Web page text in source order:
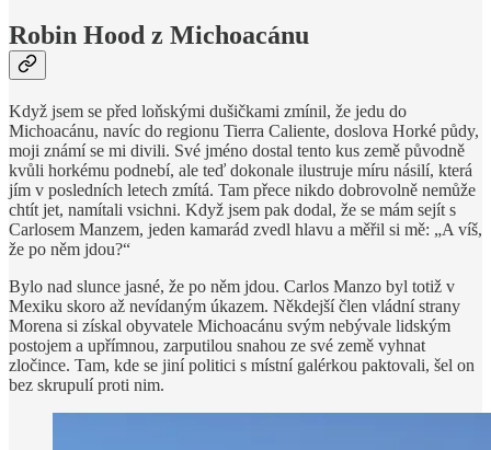
Robin Hood z Michoacánu
Když jsem se před loňskými dušičkami zmínil, že jedu do
Michoacánu, navíc do regionu Tierra Caliente, doslova Horké půdy,
moji známí se mi divili. Své jméno dostal tento kus země původně
kvůli horkému podnebí, ale teď dokonale ilustruje míru násilí, která
jím v posledních letech zmítá. Tam přece nikdo dobrovolně nemůže
chtít jet, namítali vsichni. Když jsem pak dodal, že se mám sejít s
Carlosem Manzem, jeden kamarád zvedl hlavu a měřil si mě: „A víš,
že po něm jdou?“
Bylo nad slunce jasné, že po něm jdou. Carlos Manzo byl totiž v
Mexiku skoro až nevídaným úkazem. Někdejší člen vládní strany
Morena si získal obyvatele Michoacánu svým nebývale lidským
postojem a upřímnou, zarputilou snahou ze své země vyhnat
zločince. Tam, kde se jiní politici s místní galérkou paktovali, šel on
bez skrupulí proti nim.